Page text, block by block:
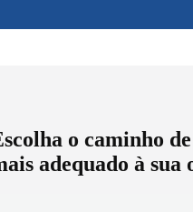
o caminho
adequado à sua